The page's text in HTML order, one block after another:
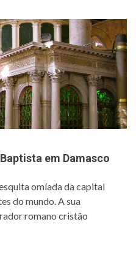
em Damasco
omíada da capital
do mundo. A sua
romano cristão